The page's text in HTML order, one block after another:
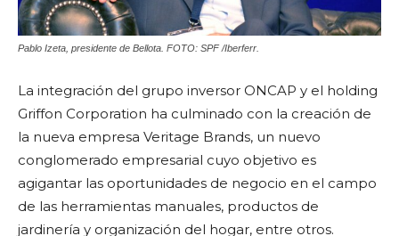
Pablo Izeta, presidente de Bellota. FOTO: SPF /Iberferr.
La integración del grupo inversor ONCAP y el holding
Griffon Corporation ha culminado con la creación de
la nueva empresa Veritage Brands, un nuevo
conglomerado empresarial cuyo objetivo es
agigantar las oportunidades de negocio en el campo
de las herramientas manuales, productos de
jardinería y organización del hogar, entre otros.